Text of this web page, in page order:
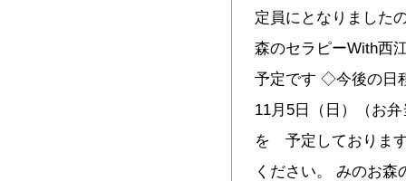
定員にとなりました
森のセラピーWith西
予定です ◇今後の日
11月5日（日）（お
を 予定しておりま
ください。 みのお